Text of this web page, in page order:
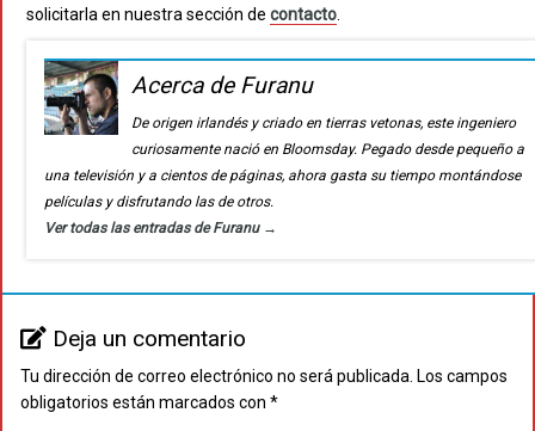
solicitarla en nuestra sección de contacto.
Acerca de Furanu
De origen irlandés y criado en tierras vetonas, este ingeniero
curiosamente nació en Bloomsday. Pegado desde pequeño a
una televisión y a cientos de páginas, ahora gasta su tiempo montándose
películas y disfrutando las de otros.
Ver todas las entradas de Furanu →
Deja un comentario
Tu dirección de correo electrónico no será publicada. Los campos
obligatorios están marcados con *